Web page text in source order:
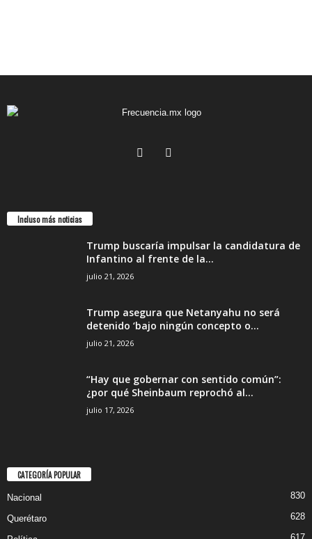
Incluso más noticias
Trump buscaría impulsar la candidatura de
Infantino al frente de la...
julio 21, 2026
Trump asegura que Netanyahu no será
detenido ‘bajo ningún concepto o...
julio 21, 2026
“Hay que gobernar con sentido común”:
¿por qué Sheinbaum reprochó al...
julio 17, 2026
CATEGORÍA POPULAR
Nacional 830
Querétaro 628